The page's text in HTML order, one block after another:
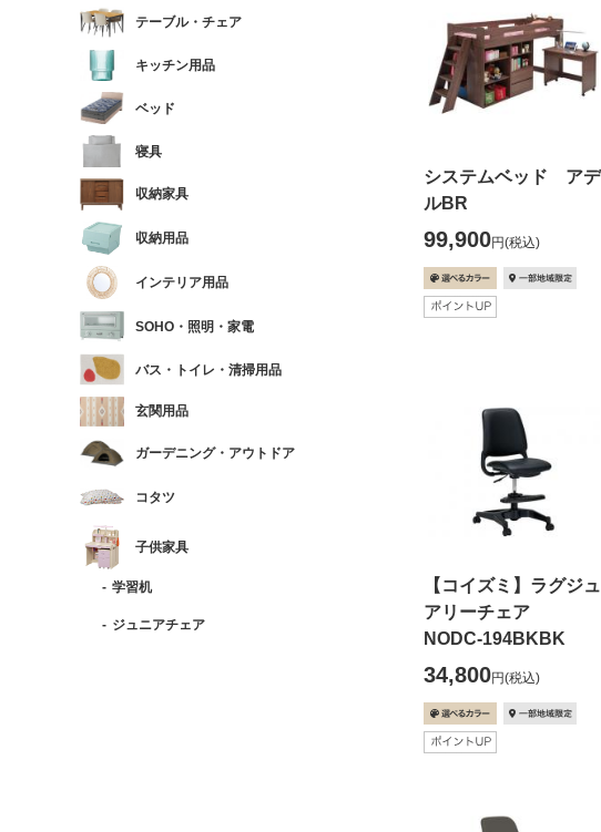
システムベッド アデ
ルBR
99,900円(税込)
【コイズミ】ラグジュ
アリーチェア
NODC-194BKBK
34,800円(税込)
テーブル・チェア
キッチン用品
ベッド
寝具
収納家具
収納用品
インテリア用品
SOHO・照明・家電
バス・トイレ・清掃用品
玄関用品
ガーデニング・アウトドア
コタツ
子供家具
学習机
ジュニアチェア